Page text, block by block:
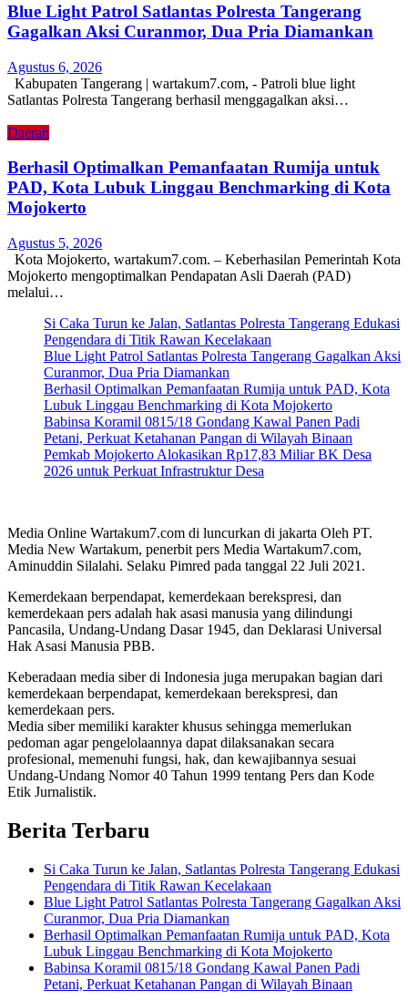
Blue Light Patrol Satlantas Polresta Tangerang
Gagalkan Aksi Curanmor, Dua Pria Diamankan
Agustus 6, 2026
Kabupaten Tangerang | wartakum7.com, - Patroli blue light
Satlantas Polresta Tangerang berhasil menggagalkan aksi…
Daerah
Berhasil Optimalkan Pemanfaatan Rumija untuk
PAD, Kota Lubuk Linggau Benchmarking di Kota
Mojokerto
Agustus 5, 2026
Kota Mojokerto, wartakum7.com. – Keberhasilan Pemerintah Kota
Mojokerto mengoptimalkan Pendapatan Asli Daerah (PAD)
melalui…
Si Caka Turun ke Jalan, Satlantas Polresta Tangerang Edukasi
Pengendara di Titik Rawan Kecelakaan
Blue Light Patrol Satlantas Polresta Tangerang Gagalkan Aksi
Curanmor, Dua Pria Diamankan
Berhasil Optimalkan Pemanfaatan Rumija untuk PAD, Kota
Lubuk Linggau Benchmarking di Kota Mojokerto
Babinsa Koramil 0815/18 Gondang Kawal Panen Padi
Petani, Perkuat Ketahanan Pangan di Wilayah Binaan
Pemkab Mojokerto Alokasikan Rp17,83 Miliar BK Desa
2026 untuk Perkuat Infrastruktur Desa
Media Online Wartakum7.com di luncurkan di jakarta Oleh PT.
Media New Wartakum, penerbit pers Media Wartakum7.com,
Aminuddin Silalahi. Selaku Pimred pada tanggal 22 Juli 2021.
Kemerdekaan berpendapat, kemerdekaan berekspresi, dan
kemerdekaan pers adalah hak asasi manusia yang dilindungi
Pancasila, Undang-Undang Dasar 1945, dan Deklarasi Universal
Hak Asasi Manusia PBB.
Keberadaan media siber di Indonesia juga merupakan bagian dari
kemerdekaan berpendapat, kemerdekaan berekspresi, dan
kemerdekaan pers.
Media siber memiliki karakter khusus sehingga memerlukan
pedoman agar pengelolaannya dapat dilaksanakan secara
profesional, memenuhi fungsi, hak, dan kewajibannya sesuai
Undang-Undang Nomor 40 Tahun 1999 tentang Pers dan Kode
Etik Jurnalistik.
Berita Terbaru
Si Caka Turun ke Jalan, Satlantas Polresta Tangerang Edukasi
Pengendara di Titik Rawan Kecelakaan
Blue Light Patrol Satlantas Polresta Tangerang Gagalkan Aksi
Curanmor, Dua Pria Diamankan
Berhasil Optimalkan Pemanfaatan Rumija untuk PAD, Kota
Lubuk Linggau Benchmarking di Kota Mojokerto
Babinsa Koramil 0815/18 Gondang Kawal Panen Padi
Petani, Perkuat Ketahanan Pangan di Wilayah Binaan